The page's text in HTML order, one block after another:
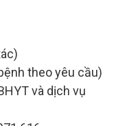
theo yêu cầu)
và dịch vụ